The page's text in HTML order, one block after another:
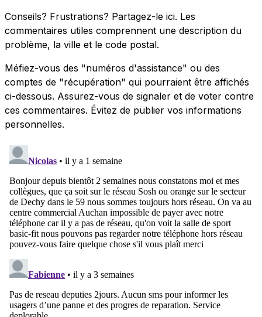
Conseils? Frustrations? Partagez-le ici. Les
commentaires utiles comprennent une description du
problème, la ville et le code postal.
Méfiez-vous des "numéros d'assistance" ou des
comptes de "récupération" qui pourraient être affichés
ci-dessous. Assurez-vous de signaler et de voter contre
ces commentaires. Évitez de publier vos informations
personnelles.